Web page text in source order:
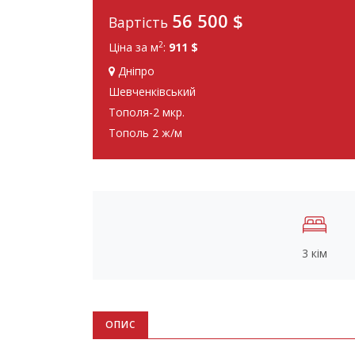
Вартість 56 500 $
Ціна за м2: 911 $
Дніпро
Шевченківський
Тополя-2 мкр.
Тополь 2 ж/м
3 кім
ОПИС